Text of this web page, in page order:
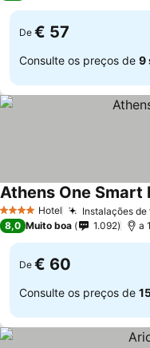
De € 57
Consulte os preços de 9
4 EstrelasHotel Instalações de
Athens One Smart
8,0 Muito boa 1.092 a
De € 60
Consulte os preços de